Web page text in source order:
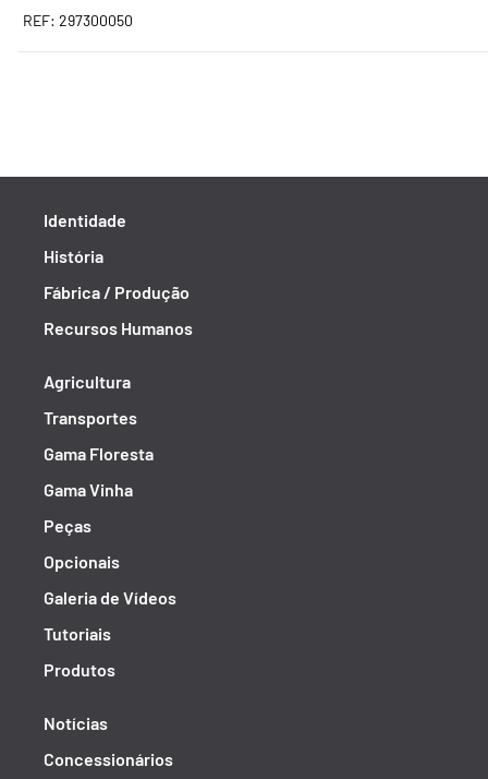
REF: 297300050
Identidade
História
Fábrica / Produção
Recursos Humanos
Agricultura
Transportes
Gama Floresta
Gama Vinha
Peças
Opcionais
Galeria de Vídeos
Tutoriais
Produtos
Notícias
Concessionários